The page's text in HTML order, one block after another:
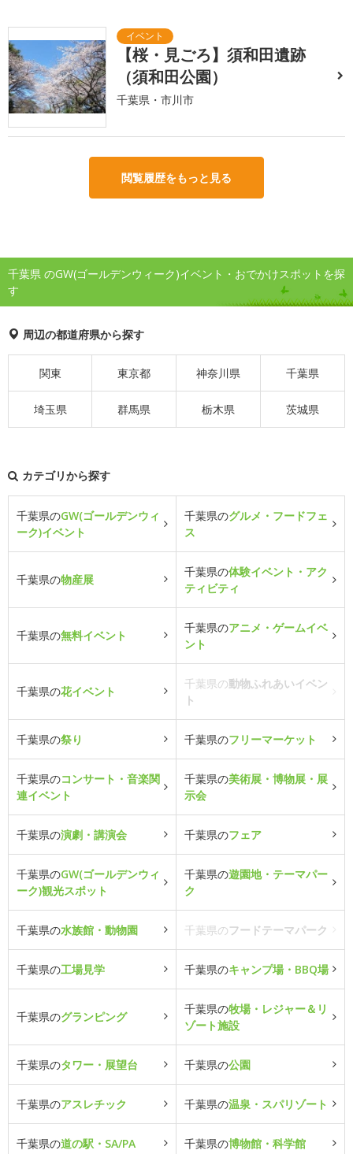
【桜・見ごろ】須和田遺跡
（須和田公園）
千葉県・市川市
閲覧履歴をもっと見る
千葉県 のGW(ゴールデンウィーク)イベント・おでかけスポットを探
す
周辺の都道府県から探す
関東 東京都 神奈川県 千葉県
埼玉県 群馬県 栃木県 茨城県
カテゴリから探す
千葉県のGW(ゴールデンウィ
ーク)イベント
千葉県のグルメ・フードフェ
ス
千葉県の物産展
千葉県の体験イベント・アク
ティビティ
千葉県の無料イベント
千葉県のアニメ・ゲームイベ
ント
千葉県の花イベント
千葉県の動物ふれあいイベン
ト
千葉県の祭り 千葉県のフリーマーケット
千葉県のコンサート・音楽関
連イベント
千葉県の美術展・博物展・展
示会
千葉県の演劇・講演会 千葉県のフェア
千葉県のGW(ゴールデンウィ
ーク)観光スポット
千葉県の遊園地・テーマパー
ク
千葉県の水族館・動物園 千葉県のフードテーマパーク
千葉県の工場見学 千葉県のキャンプ場・BBQ場
千葉県のグランピング
千葉県の牧場・レジャー＆リ
ゾート施設
千葉県のタワー・展望台 千葉県の公園
千葉県のアスレチック 千葉県の温泉・スパリゾート
千葉県の道の駅・SA/PA 千葉県の博物館・科学館